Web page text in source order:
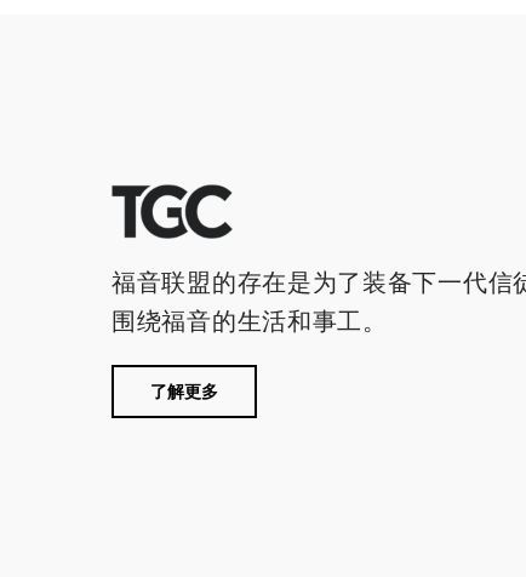
福音联盟的存在是为了装备下一代信
围绕福音的生活和事工。
了解更多